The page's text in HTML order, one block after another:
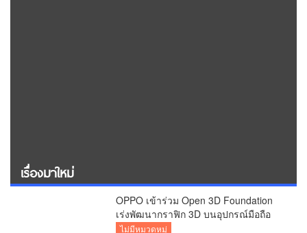
เรื่องมาใหม่
OPPO เข้าร่วม Open 3D Foundation
เร่งพัฒนากราฟิก 3D บนอุปกรณ์มือถือ
ไม่มีหมวดหมู่